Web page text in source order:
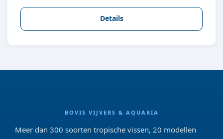
Details
BOVIS VIJVERS & AQUARIA
Meer dan 300 soorten tropische vissen, 20 modellen